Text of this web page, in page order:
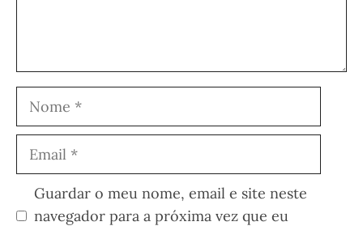
Nome
Email
Guardar o meu nome, email e site neste
navegador para a próxima vez que eu